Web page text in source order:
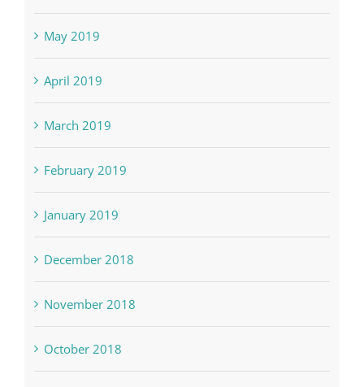
May 2019
April 2019
March 2019
February 2019
January 2019
December 2018
November 2018
October 2018